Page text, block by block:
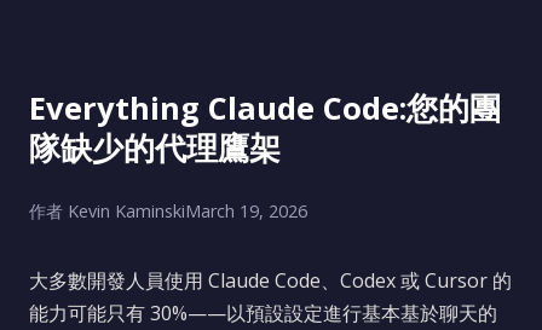
Everything Claude Code:您的團
隊缺少的代理鷹架
作者 Kevin KaminskiMarch 19, 2026
大多數開發人員使用 Claude Code、Codex 或 Cursor 的
能力可能只有 30%——以預設設定進行基本基於聊天的